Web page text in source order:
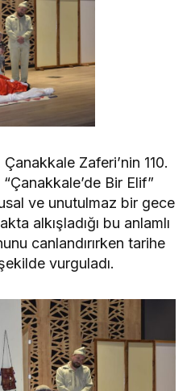
Zaferi’nin 110.
Bir Elif”
ve unutulmaz bir gece
alkışladığı bu anlamlı
canlandırırken tarihe
vurguladı.